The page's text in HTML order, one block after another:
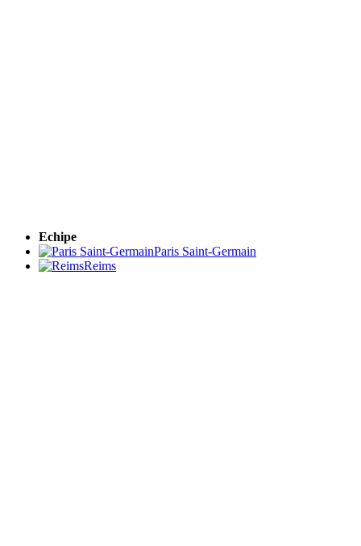
Echipe
Paris Saint-Germain
Reims